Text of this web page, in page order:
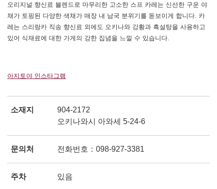
오리지널 향신료 블렌드로 마무리한 고소한 스프 카레는 신선한 구운 야
채가 토핑된 다양한 색채가 매장 내 남국 분위기를 돋보이게 합니다. 카
레는 스리랑카 직송 향신료 외에도 오키나와 강황과 흑설탕을 사용하고
있어 식재료에 대한 가게의 강한 집념을 느낄 수 있습니다.
아지토야 인스타그램
소재지
904-2172
오키나와시 아와세 5-24-6
문의처 전화번호：098-927-3381
주차 있음